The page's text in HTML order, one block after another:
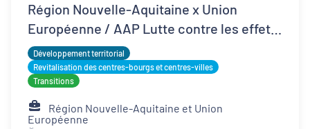
Région Nouvelle-Aquitaine x Union
Européenne / AAP Lutte contre les effets
d'îlots de chaleur urbains
Développement territorial
Revitalisation des centres-bourgs et centres-villes
Transitions
Région Nouvelle-Aquitaine et Union
Européenne